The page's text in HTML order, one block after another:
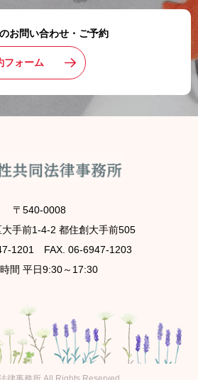
お問い合わせ・ご予約
フォーム
〒540-0008
大手前1-4-2 都住創大手前505
1201 FAX. 06-6947-1203
間 平日9:30～17:30